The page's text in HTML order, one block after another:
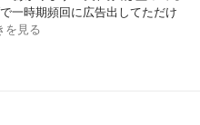
一時期頻回に広告出してただけ
を見る